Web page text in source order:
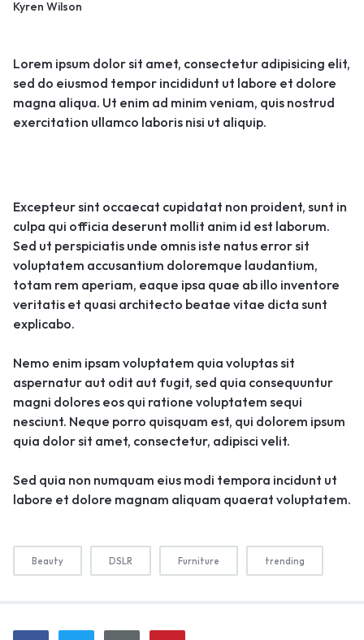
Kyren Wilson
Lorem ipsum dolor sit amet, consectetur adipisicing elit,
sed do eiusmod tempor incididunt ut labore et dolore
magna aliqua. Ut enim ad minim veniam, quis nostrud
exercitation ullamco laboris nisi ut aliquip.
Excepteur sint occaecat cupidatat non proident, sunt in
culpa qui officia deserunt mollit anim id est laborum.
Sed ut perspiciatis unde omnis iste natus error sit
voluptatem accusantium doloremque laudantium,
totam rem aperiam, eaque ipsa quae ab illo inventore
veritatis et quasi architecto beatae vitae dicta sunt
explicabo.
Nemo enim ipsam voluptatem quia voluptas sit
aspernatur aut odit aut fugit, sed quia consequuntur
magni dolores eos qui ratione voluptatem sequi
nesciunt. Neque porro quisquam est, qui dolorem ipsum
quia dolor sit amet, consectetur, adipisci velit.
Sed quia non numquam eius modi tempora incidunt ut
labore et dolore magnam aliquam quaerat voluptatem.
Beauty DSLR Furniture trending